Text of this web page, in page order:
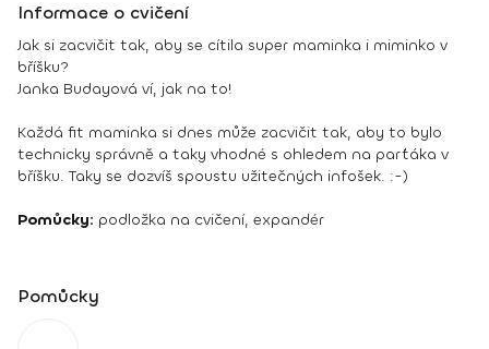
Informace o cvičení
Jak si zacvičit tak, aby se cítila super maminka i miminko v
bříšku?
Janka Budayová ví, jak na to!
Každá fit maminka si dnes může zacvičit tak, aby to bylo
technicky správně a taky vhodné s ohledem na parťáka v
bříšku. Taky se dozvíš spoustu užitečných infošek. :-)
Pomůcky: podložka na cvičení, expandér
Pomůcky